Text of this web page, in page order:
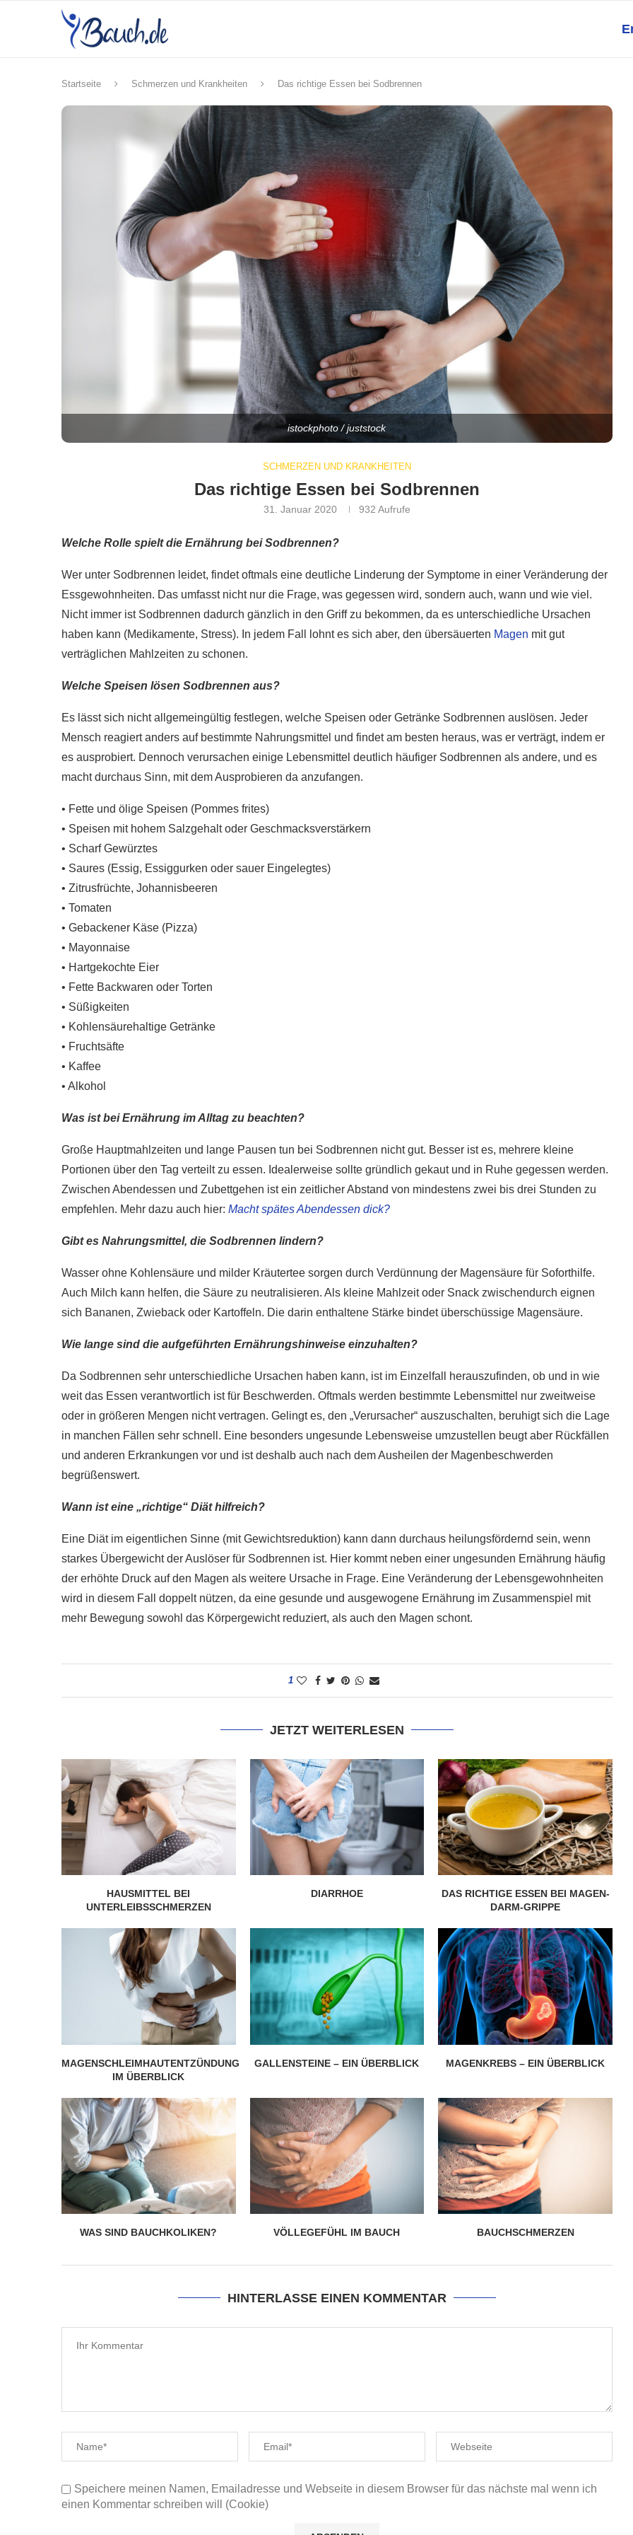
Startseite Schmerzen und Krankheiten Das richtige Essen bei Sodbrennen
istockphoto / juststock
SCHMERZEN UND KRANKHEITEN
Das richtige Essen bei Sodbrennen
31. Januar 2020 932 Aufrufe
Welche Rolle spielt die Ernährung bei Sodbrennen?
Wer unter Sodbrennen leidet, findet oftmals eine deutliche Linderung der Symptome in einer Veränderung der
Essgewohnheiten. Das umfasst nicht nur die Frage, was gegessen wird, sondern auch, wann und wie viel.
Nicht immer ist Sodbrennen dadurch gänzlich in den Griff zu bekommen, da es unterschiedliche Ursachen
haben kann (Medikamente, Stress). In jedem Fall lohnt es sich aber, den übersäuerten Magen mit gut
verträglichen Mahlzeiten zu schonen.
Welche Speisen lösen Sodbrennen aus?
Es lässt sich nicht allgemeingültig festlegen, welche Speisen oder Getränke Sodbrennen auslösen. Jeder
Mensch reagiert anders auf bestimmte Nahrungsmittel und findet am besten heraus, was er verträgt, indem er
es ausprobiert. Dennoch verursachen einige Lebensmittel deutlich häufiger Sodbrennen als andere, und es
macht durchaus Sinn, mit dem Ausprobieren da anzufangen.
• Fette und ölige Speisen (Pommes frites)
• Speisen mit hohem Salzgehalt oder Geschmacksverstärkern
• Scharf Gewürztes
• Saures (Essig, Essiggurken oder sauer Eingelegtes)
• Zitrusfrüchte, Johannisbeeren
• Tomaten
• Gebackener Käse (Pizza)
• Mayonnaise
• Hartgekochte Eier
• Fette Backwaren oder Torten
• Süßigkeiten
• Kohlensäurehaltige Getränke
• Fruchtsäfte
• Kaffee
• Alkohol
Was ist bei Ernährung im Alltag zu beachten?
Große Hauptmahlzeiten und lange Pausen tun bei Sodbrennen nicht gut. Besser ist es, mehrere kleine
Portionen über den Tag verteilt zu essen. Idealerweise sollte gründlich gekaut und in Ruhe gegessen werden.
Zwischen Abendessen und Zubettgehen ist ein zeitlicher Abstand von mindestens zwei bis drei Stunden zu
empfehlen. Mehr dazu auch hier: Macht spätes Abendessen dick?
Gibt es Nahrungsmittel, die Sodbrennen lindern?
Wasser ohne Kohlensäure und milder Kräutertee sorgen durch Verdünnung der Magensäure für Soforthilfe.
Auch Milch kann helfen, die Säure zu neutralisieren. Als kleine Mahlzeit oder Snack zwischendurch eignen
sich Bananen, Zwieback oder Kartoffeln. Die darin enthaltene Stärke bindet überschüssige Magensäure.
Wie lange sind die aufgeführten Ernährungshinweise einzuhalten?
Da Sodbrennen sehr unterschiedliche Ursachen haben kann, ist im Einzelfall herauszufinden, ob und in wie
weit das Essen verantwortlich ist für Beschwerden. Oftmals werden bestimmte Lebensmittel nur zweitweise
oder in größeren Mengen nicht vertragen. Gelingt es, den „Verursacher“ auszuschalten, beruhigt sich die Lage
in manchen Fällen sehr schnell. Eine besonders ungesunde Lebensweise umzustellen beugt aber Rückfällen
und anderen Erkrankungen vor und ist deshalb auch nach dem Ausheilen der Magenbeschwerden
begrüßenswert.
Wann ist eine „richtige“ Diät hilfreich?
Eine Diät im eigentlichen Sinne (mit Gewichtsreduktion) kann dann durchaus heilungsfördernd sein, wenn
starkes Übergewicht der Auslöser für Sodbrennen ist. Hier kommt neben einer ungesunden Ernährung häufig
der erhöhte Druck auf den Magen als weitere Ursache in Frage. Eine Veränderung der Lebensgewohnheiten
wird in diesem Fall doppelt nützen, da eine gesunde und ausgewogene Ernährung im Zusammenspiel mit
mehr Bewegung sowohl das Körpergewicht reduziert, als auch den Magen schont.
1
JETZT WEITERLESEN
HAUSMITTEL BEI
UNTERLEIBSSCHMERZEN
DIARRHOE
DAS RICHTIGE ESSEN BEI MAGEN-
DARM-GRIPPE
MAGENSCHLEIMHAUTENTZÜNDUNG
IM ÜBERBLICK
GALLENSTEINE – EIN ÜBERBLICK MAGENKREBS – EIN ÜBERBLICK
WAS SIND BAUCHKOLIKEN? VÖLLEGEFÜHL IM BAUCH BAUCHSCHMERZEN
HINTERLASSE EINEN KOMMENTAR
Speichere meinen Namen, Emailadresse und Webseite in diesem Browser für das nächste mal wenn ich
einen Kommentar schreiben will (Cookie)
als
Wie gesund ist Rohkost?